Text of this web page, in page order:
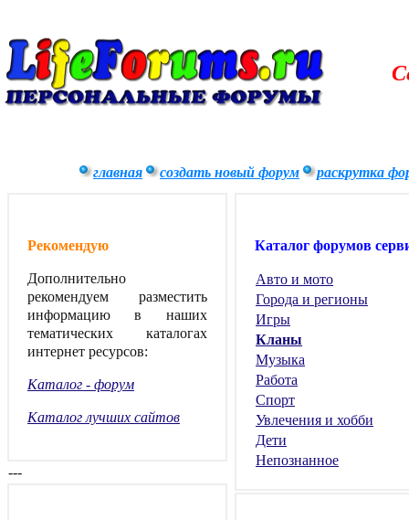
главная создать новый форум раскрутка
Рекомендую
Дополнительно
рекомендуем разместить
информацию в наших
тематических каталогах
интернет ресурсов:
Каталог - форум
Каталог лучших сайтов
---
Каталог форумов
Авто и мото
Города и регионы
Игры
Кланы
Музыка
Работа
Спорт
Увлечения и хобби
Дети
Непознанное